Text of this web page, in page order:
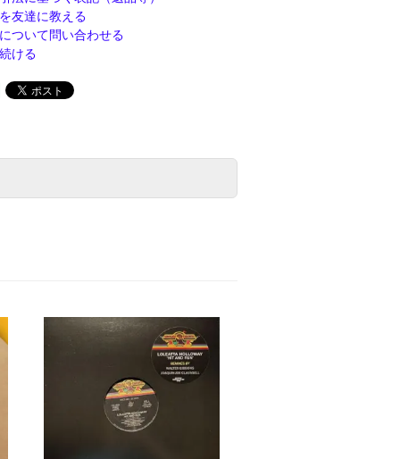
友達に教える
ついて問い合わせる
ける